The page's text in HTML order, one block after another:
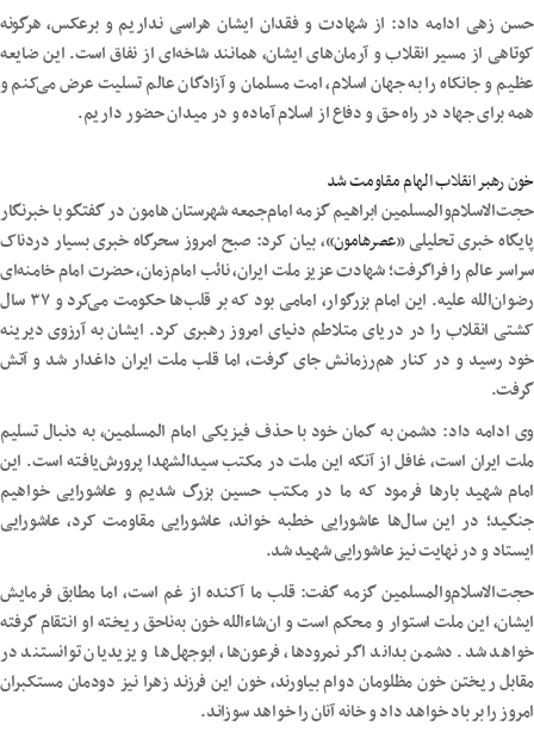
حسن زهی ادامه داد: از شهادت و فقدان ایشان هراسی نداریم و برعکس، هرگونه
کوتاهی از مسیر انقلاب و آرمان‌های ایشان، همانند شاخه‌ای از نفاق است. این ضایعه
عظیم و جانکاه را به جهان اسلام، امت مسلمان و آزادگان عالم تسلیت عرض می‌کنم و
همه برای جهاد در راه حق و دفاع از اسلام آماده و در میدان حضور داریم.
خون رهبر انقلاب الهام مقاومت شد
حجت‌الاسلام‌والمسلمین ابراهیم گزمه امام‌جمعه شهرستان هامون در گفتگو با خبرنگار
پایگاه خبری تحلیلی «عصرهامون»، بیان کرد: صبح امروز سحرگاه خبری بسیار دردناک
سراسر عالم را فراگرفت؛ شهادت عزیز ملت ایران، نائب امام‌زمان، حضرت امام خامنه‌ای
رضوان‌الله علیه. این امام بزرگوار، امامی بود که بر قلب‌ها حکومت می‌کرد و ۳۷ سال
کشتی انقلاب را در دریای متلاطم دنیای امروز رهبری کرد. ایشان به آرزوی دیرینه
خود رسید و در کنار هم‌رزمانش جای گرفت، اما قلب ملت ایران داغدار شد و آتش
گرفت.
وی ادامه داد: دشمن به گمان خود با حذف فیزیکی امام المسلمین، به دنبال تسلیم
ملت ایران است، غافل از آنکه این ملت در مکتب سیدالشهدا پرورش‌یافته است. این
امام شهید بارها فرمود که ما در مکتب حسین بزرگ شدیم و عاشورایی خواهیم
جنگید؛ در این سال‌ها عاشورایی خطبه خواند، عاشورایی مقاومت کرد، عاشورایی
ایستاد و در نهایت نیز عاشورایی شهید شد.
حجت‌الاسلام‌والمسلمین گزمه گفت: قلب ما آکنده از غم است، اما مطابق فرمایش
ایشان، این ملت استوار و محکم است و ان‌شاءالله خون به‌ناحق ریخته او انتقام گرفته
خواهد شد. دشمن بداند اگر نمرودها، فرعون‌ها، ابوجهل‌ها و یزیدیان توانستند در
مقابل ریختن خون مظلومان دوام بیاورند، خون این فرزند زهرا نیز دودمان مستکبران
امروز را بر باد خواهد داد و خانه آنان را خواهد سوزاند.